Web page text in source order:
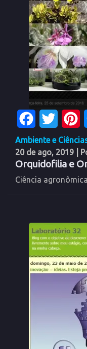
FacebookTwitter
Ambiente e
20 de ago, 2019
|
Orquidofilia e
Ciência